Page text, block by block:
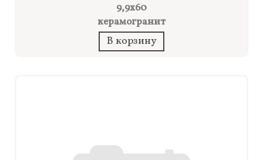
9,9x60
керамогранит
В корзину